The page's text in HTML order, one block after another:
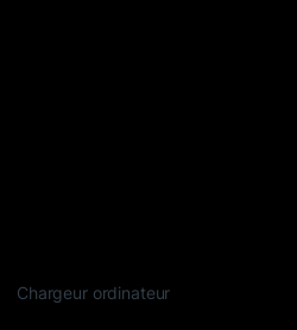
Chargeur ordinateur